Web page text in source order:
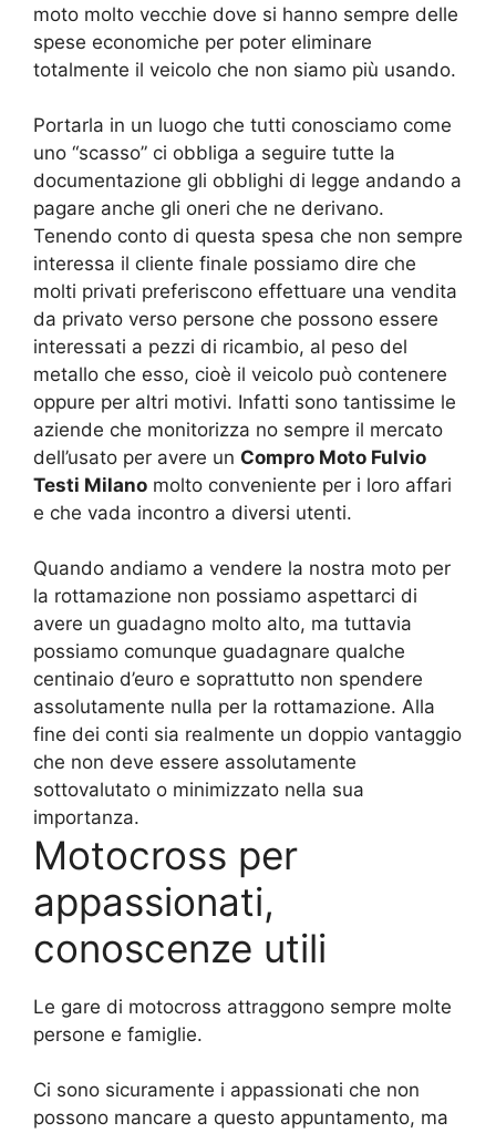
moto molto vecchie dove si hanno sempre delle
spese economiche per poter eliminare
totalmente il veicolo che non siamo più usando.
Portarla in un luogo che tutti conosciamo come
uno “scasso” ci obbliga a seguire tutte la
documentazione gli obblighi di legge andando a
pagare anche gli oneri che ne derivano.
Tenendo conto di questa spesa che non sempre
interessa il cliente finale possiamo dire che
molti privati preferiscono effettuare una vendita
da privato verso persone che possono essere
interessati a pezzi di ricambio, al peso del
metallo che esso, cioè il veicolo può contenere
oppure per altri motivi. Infatti sono tantissime le
aziende che monitorizza no sempre il mercato
dell’usato per avere un Compro Moto Fulvio
Testi Milano molto conveniente per i loro affari
e che vada incontro a diversi utenti.
Quando andiamo a vendere la nostra moto per
la rottamazione non possiamo aspettarci di
avere un guadagno molto alto, ma tuttavia
possiamo comunque guadagnare qualche
centinaio d’euro e soprattutto non spendere
assolutamente nulla per la rottamazione. Alla
fine dei conti sia realmente un doppio vantaggio
che non deve essere assolutamente
sottovalutato o minimizzato nella sua
importanza.
Motocross per
appassionati,
conoscenze utili
Le gare di motocross attraggono sempre molte
persone e famiglie.
Ci sono sicuramente i appassionati che non
possono mancare a questo appuntamento, ma